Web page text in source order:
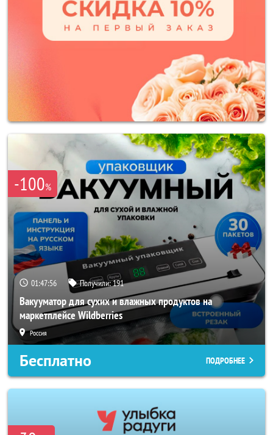
-100%
01:47:54 Получили:191
Вакууматор для сухих и влажных продуктов на
маркетплейсе Wildberries
Россия
Бесплатно ПОДРОБНЕЕ